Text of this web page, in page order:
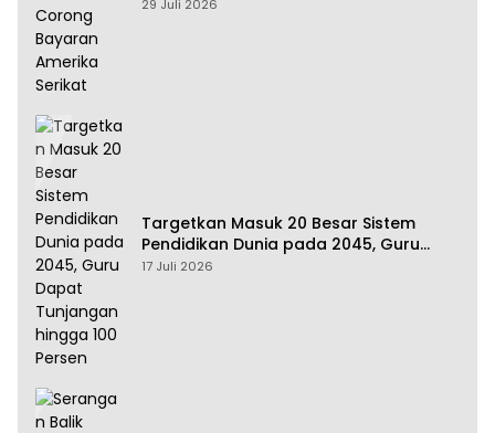
29 Juli 2026
Targetkan Masuk 20 Besar Sistem
Pendidikan Dunia pada 2045, Guru
Dapat Tunjangan hingga 100 Persen
17 Juli 2026